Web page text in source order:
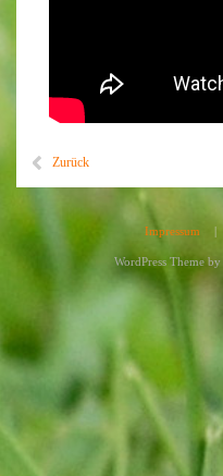
Zurück
Impressum
WordPress Theme by